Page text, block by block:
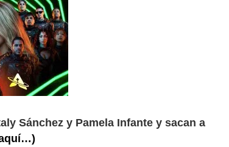
Sánchez y Pamela Infante y sacan a